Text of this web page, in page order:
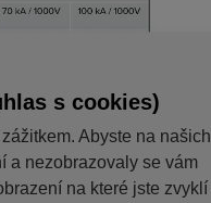
s cookies)
Abyste na našich
a nezobrazovaly se vám
na které jste zvyklí